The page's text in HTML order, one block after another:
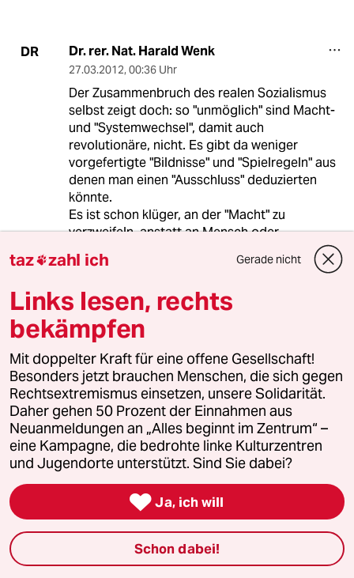
DR Dr. rer. Nat. Harald Wenk
27.03.2012, 00:36 Uhr
Der Zusammenbruch des realen Sozialismus
selbst zeigt doch: so "unmöglich" sind Macht-
und "Systemwechsel", damit auch
revolutionäre, nicht. Es gibt da weniger
vorgefertigte "Bildnisse" und "Spielregeln" aus
denen man einen "Ausschluss" deduzierten
könnte.
Es ist schon klüger, an der "Macht" zu
verzweifeln, anstatt an Mensch oder
für Intrige, Lüge, Heimtücke und
"Verschwendung" drauf. Eine
anthropologisch/natrlistisch/soziologisch
(Redundanzen), Begründung, Moral von
Menschen für Menschen, sitzt schon "drin".
Soviel "Refexion" ist schon.
Aber der Tagungsband gibt wahrscheinlich
mehr Aufschluss.
26.03.2012,21:34 Uhr
Na prima! Heutzutage warten sie nicht einmal
mehr ab, bis man gestorben ist, bevor sie
taz zahl ich Gerade nicht
Links lesen, rechts
bekämpfen
Mit doppelter Kraft für eine offene Gesellschaft!
Besonders jetzt brauchen Menschen, die sich gegen
Rechtsextremismus einsetzen, unsere Solidarität.
Daher gehen 50 Prozent der Einnahmen aus
Neuanmeldungen an „Alles beginnt im Zentrum“ –
eine Kampagne, die bedrohte linke Kulturzentren
und Jugendorte unterstützt. Sind Sie dabei?
 Ja, ich will
Schon dabei!